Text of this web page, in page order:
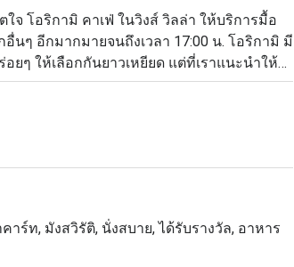
จ โอริกามิ คาเฟ่ ในวิงส์ วิลล่า ให้บริการมื้อ
นๆ อีกมากมายจนถึงเวลา 17:00 น. โอริกามิ มี
ยๆ ให้เลือกกันยาวเหยียด แต่ที่เราแนะนำให้
และสปาเก็ตตี้น้ำมันมะกอกเบคอน สั่งอาหาร
าร์ท, มังสวิรัติ, นั่งสบาย, ได้รับรางวัล, อาหาร